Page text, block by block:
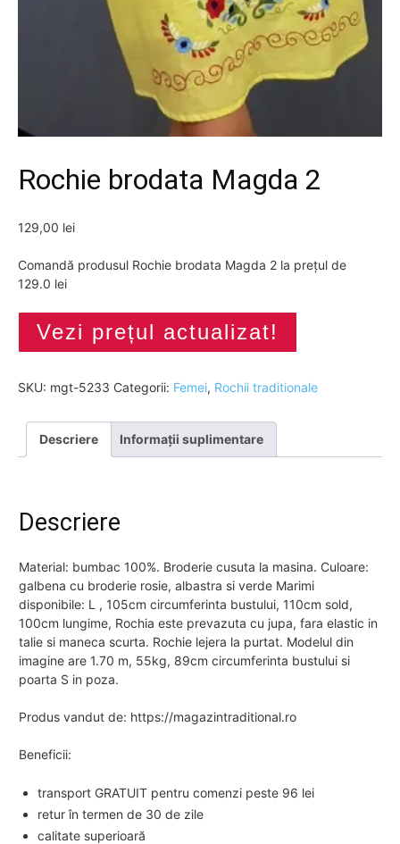
Rochie brodata Magda 2
129,00 lei
Comandă produsul Rochie brodata Magda 2 la prețul de
129.0 lei
Vezi prețul actualizat!
SKU: mgt-5233 Categorii: Femei, Rochii traditionale
Descriere Informații suplimentare
Descriere
Material: bumbac 100%. Broderie cusuta la masina. Culoare:
galbena cu broderie rosie, albastra si verde Marimi
disponibile: L , 105cm circumferinta bustului, 110cm sold,
100cm lungime, Rochia este prevazuta cu jupa, fara elastic in
talie si maneca scurta. Rochie lejera la purtat. Modelul din
imagine are 1.70 m, 55kg, 89cm circumferinta bustului si
poarta S in poza.
Produs vandut de: https://magazintraditional.ro
Beneficii:
transport GRATUIT pentru comenzi peste 96 lei
retur în termen de 30 de zile
calitate superioară